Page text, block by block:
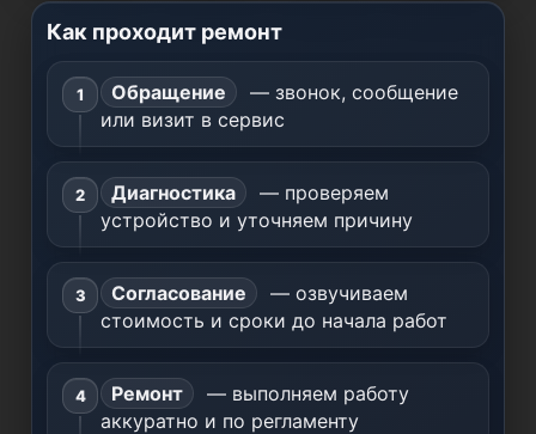
Как проходит ремонт
Обращение
— звонок, сообщение
или визит в сервис
Диагностика
— проверяем
устройство и уточняем причину
Согласование
— озвучиваем
стоимость и сроки до начала работ
Ремонт
— выполняем работу
аккуратно и по регламенту